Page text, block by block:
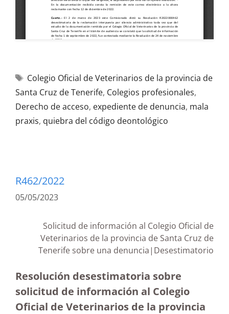
Colegio Oficial de Veterinarios de la provincia de
Santa Cruz de Tenerife, Colegios profesionales,
Derecho de acceso, expediente de denuncia, mala
praxis, quiebra del código deontológico
R462/2022
05/05/2023
Solicitud de información al Colegio Oficial de
Veterinarios de la provincia de Santa Cruz de
Tenerife sobre una denuncia|Desestimatorio
Resolución desestimatoria sobre
solicitud de información al Colegio
Oficial de Veterinarios de la provincia